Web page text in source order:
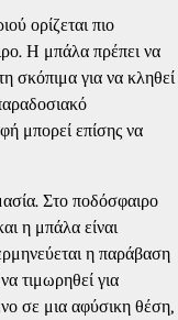
ορίζεται πιο
Η μπάλα πρέπει να
σκόπιμα για να κληθεί
μπορεί επίσης να
Στο ποδόσφαιρο
η μπάλα είναι
η παράβαση
τιμωρηθεί για
σε μια αφύσικη θέση,